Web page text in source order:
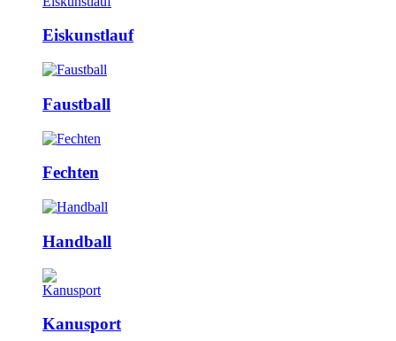
Eiskunstlauf
Faustball
Fechten
Handball
Kanusport